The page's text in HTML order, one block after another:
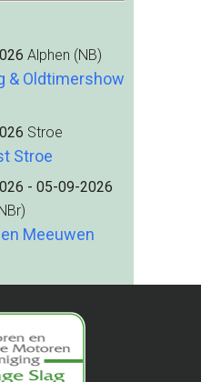
Alphen (NB)
& Oldtimershow
Stroe
Stroe
- 05-09-2026
Meeuwen